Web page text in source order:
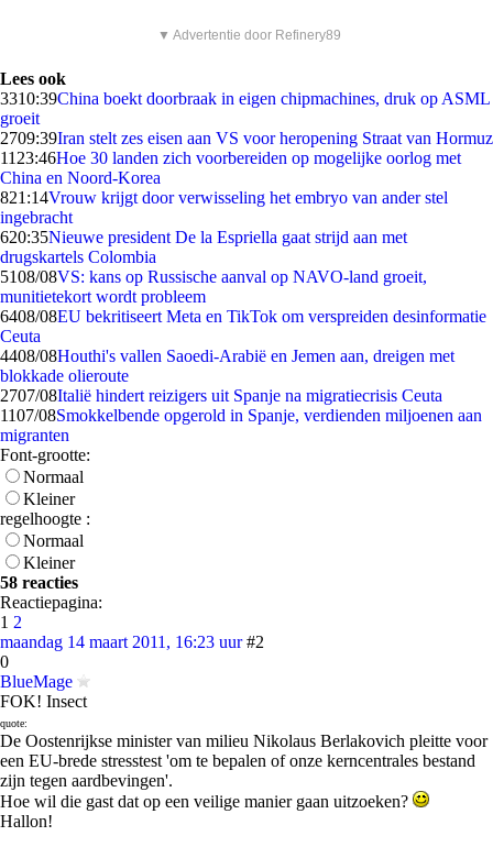
▼ Advertentie door Refinery89
Lees ook
3310:39China boekt doorbraak in eigen chipmachines, druk op ASML
groeit
2709:39Iran stelt zes eisen aan VS voor heropening Straat van Hormuz
11 23:46Hoe 30 landen zich voorbereiden op mogelijke oorlog met
China en Noord-Korea
821:14Vrouw krijgt door verwisseling het embryo van ander stel
ingebracht
620:35Nieuwe president De la Espriella gaat strijd aan met
drugskartels Colombia
5108/08VS: kans op Russische aanval op NAVO-land groeit,
munitietekort wordt probleem
6408/08EU bekritiseert Meta en TikTok om verspreiden desinformatie
Ceuta
4408/08Houthi's vallen Saoedi-Arabië en Jemen aan, dreigen met
blokkade olieroute
2707/08Italië hindert reizigers uit Spanje na migratiecrisis Ceuta
1107/08Smokkelbende opgerold in Spanje, verdienden miljoenen aan
migranten
Font-grootte:
Normaal
Kleiner
regelhoogte :
Normaal
Kleiner
58 reacties
Reactiepagina:
1 2
maandag 14 maart 2011, 16:23 uur #2
0
BlueMage
FOK! Insect
quote:
De Oostenrijkse minister van milieu Nikolaus Berlakovich pleitte voor
een EU-brede stresstest 'om te bepalen of onze kerncentrales bestand
zijn tegen aardbevingen'.
Hoe wil die gast dat op een veilige manier gaan uitzoeken?
Hallon!